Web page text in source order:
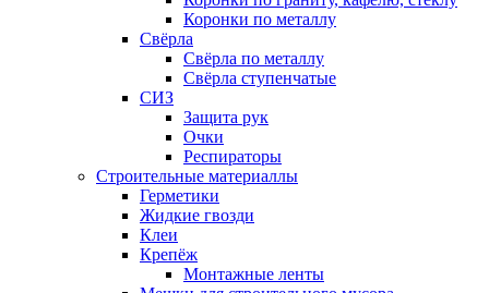
Коронки по металлу
Свёрла
Свёрла по металлу
Свёрла ступенчатые
СИЗ
Защита рук
Очки
Респираторы
Строительные материаллы
Герметики
Жидкие гвозди
Клеи
Крепёж
Монтажные ленты